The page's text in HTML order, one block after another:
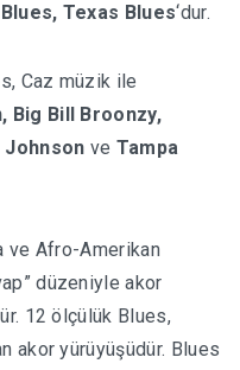
Texas Blues‘dur.
Caz müzik ile
Big Bill Broonzy,
Johnson ve Tampa
ve Afro-Amerikan
düzeniyle akor
12 ölçülük Blues,
akor yürüyüşüdür. Blues